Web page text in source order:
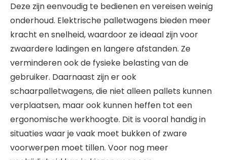
Deze zijn eenvoudig te bedienen en vereisen weinig
onderhoud. Elektrische palletwagens bieden meer
kracht en snelheid, waardoor ze ideaal zijn voor
zwaardere ladingen en langere afstanden. Ze
verminderen ook de fysieke belasting van de
gebruiker. Daarnaast zijn er ook
schaarpalletwagens, die niet alleen pallets kunnen
verplaatsen, maar ook kunnen heffen tot een
ergonomische werkhoogte. Dit is vooral handig in
situaties waar je vaak moet bukken of zware
voorwerpen moet tillen. Voor nog meer